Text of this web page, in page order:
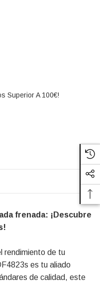
Superior A 100€!
frenada: ¡Descubre
rendimiento de tu
es tu aliado
de calidad, este